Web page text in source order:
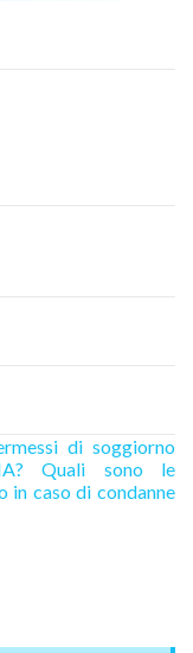
di soggiorno
Quali sono le
in caso di condanne